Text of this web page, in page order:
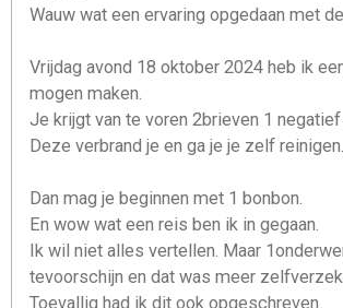
Wauw wat een ervaring opgedaan met
Vrijdag avond 18 oktober 2024 heb ik
mogen maken.
Je krijgt van te voren 2brieven 1
Deze verbrand je en ga je je zelf
Dan mag je beginnen met 1 bonbon.
En wow wat een reis ben ik in gegaan.
Ik wil niet alles vertellen. Maar
tevoorschijn en dat was meer
Toevallig had ik dit ook opgeschreven.